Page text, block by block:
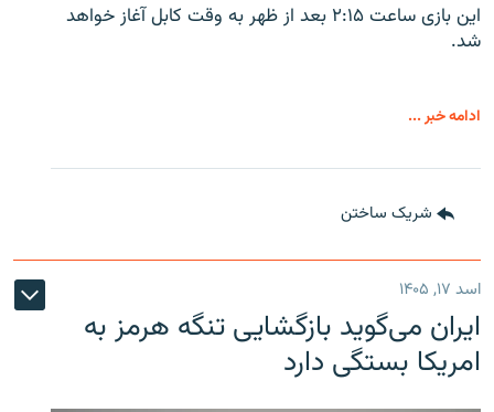
این بازی ساعت ۲:۱۵ بعد از ظهر به وقت کابل آغاز خواهد
شد.
ادامه خبر ...
شریک ساختن
اسد ۱۷, ۱۴۰۵
ایران می‌گوید بازگشایی تنگه هرمز به
امریکا بستگی دارد